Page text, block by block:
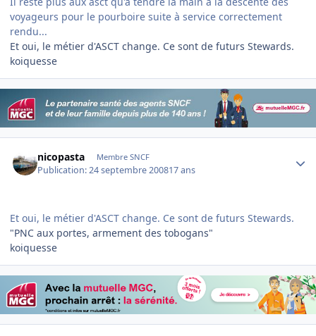
voyageurs pour le pourboire suite à service correctement
rendu...
Et oui, le métier d'ASCT change. Ce sont de futurs Stewards.
koiquesse
nicopasta Membre SNCF
Publication:24 septembre 200817 ans
Et oui, le métier d'ASCT change. Ce sont de futurs Stewards.
"PNC aux portes, armement des tobogans"
koiquesse